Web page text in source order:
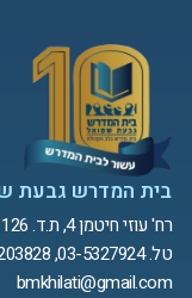
בית המדרש גבעת
רח' עוזי חיטמן 4, ת.ד. 126 גבעת שמואל
טל. 03-5327924, 052-7203828
bmkhilati@gmail.com